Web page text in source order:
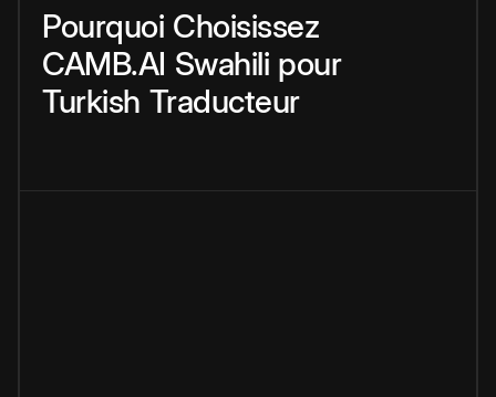
Pourquoi Choisissez
CAMB.AI Swahili pour
Turkish Traducteur